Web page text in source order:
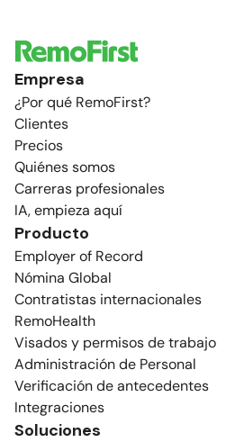
Empresa
¿Por qué RemoFirst?
Clientes
Precios
Quiénes somos
Carreras profesionales
IA, empieza aquí
Producto
Employer of Record
Nómina Global
Contratistas internacionales
RemoHealth
Visados y permisos de trabajo
Administración de Personal
Verificación de antecedentes
Integraciones
Soluciones